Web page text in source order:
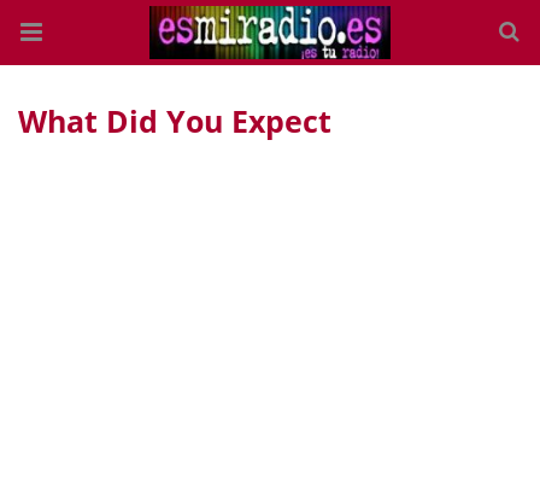
What Did You Expect